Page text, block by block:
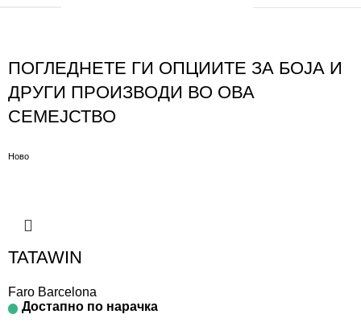
ПОГЛЕДНЕТЕ ГИ ОПЦИИТЕ ЗА БОЈА И
ДРУГИ ПРОИЗВОДИ ВО ОВА
СЕМЕЈСТВО
Ново
TATAWIN
Faro Barcelona
Достапно по нарачка